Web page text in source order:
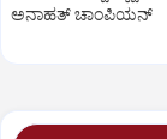
ಅನಾಹತ್‌ ಚಾಂಪಿಯನ್‌